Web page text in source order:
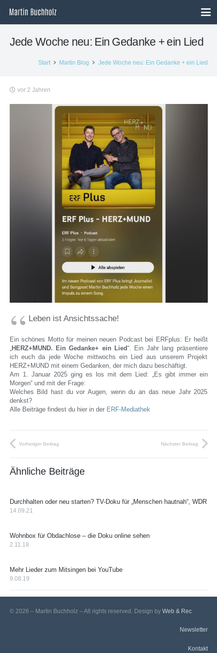
Jede Woche neu: Ein Gedanke + ein Lied
Start Martin Blog Jede Woche neu: Ein Gedanke + ein Lied
vor 2 Jahren
Leben ist Ansichtssache!
Ein schönes Motto für meinen neuen Podcast bei ERFplus: Er heißt
HERZ+MUND. Ein Gedanke+ ein Lied“. Ein Jahr lang präsentiere
ich euch da jede Woche mittwochs ein Lied aus unserem Projekt
HERZ+MUND mit einem Gedanken, der mich dazu beschäftigt.
Am 1. Januar 2025 ging es los mit dem Lied: „Es gibt immer ein
Morgen“ und mit der Frage:
Welches Bild hast du vor Augen, wenn du an das neue Jahr 2025
denkst?
Alle Beiträge findest du hier in der ERF-Mediathek
Vorheriger Beitrag Nächster Beitrag
Ähnliche Beiträge
Durchhalten oder neu starten? TV-Doku für „Menschen hautnah“, WDR
14.09.21
Wohnbox für Obdachlose – die Doku online sehen
2.11.18
Mehr Lieder zum Mitsingen bei YouTube
9.08.19
© 2026 – Martin Buchholz – All rights reserved. Design by Web & Rec
Newsletter
Kontakt